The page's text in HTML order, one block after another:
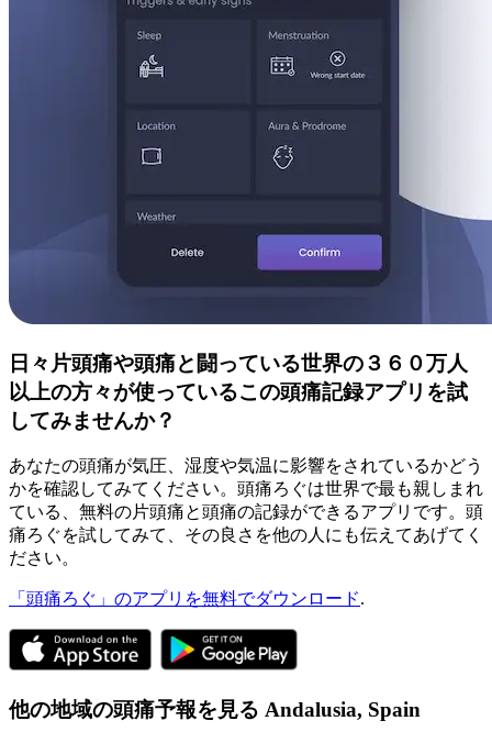
日々片頭痛や頭痛と闘っている世界の３６０万人
以上の方々が使っているこの頭痛記録アプリを試
してみませんか？
あなたの頭痛が気圧、湿度や気温に影響をされているかどう
かを確認してみてください。頭痛ろぐは世界で最も親しまれ
ている、無料の片頭痛と頭痛の記録ができるアプリです。頭
痛ろぐを試してみて、その良さを他の人にも伝えてあげてく
ださい。
「頭痛ろぐ」のアプリを無料でダウンロード.
他の地域の頭痛予報を見る Andalusia, Spain